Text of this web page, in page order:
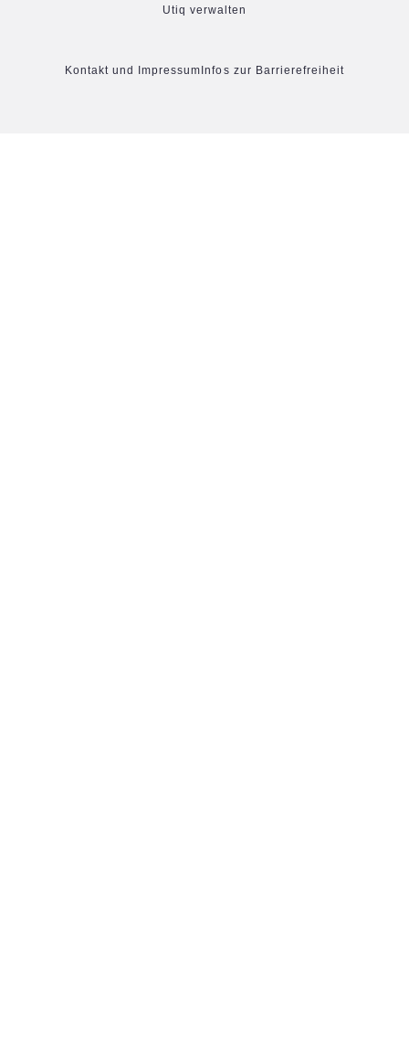
Utiq verwalten
Kontakt und Impressum Infos zur Barrierefreiheit